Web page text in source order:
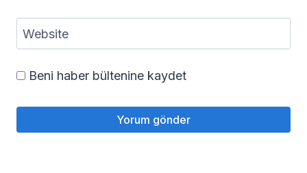
Website
Beni haber bültenine kaydet